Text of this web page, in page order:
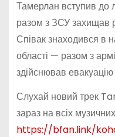
Тамерлан вступив до
разом з ЗСУ захищав
Співак знаходився в
області — разом з
здійснював
Слухай новий трек
зараз на всіх
https://bfan.link/